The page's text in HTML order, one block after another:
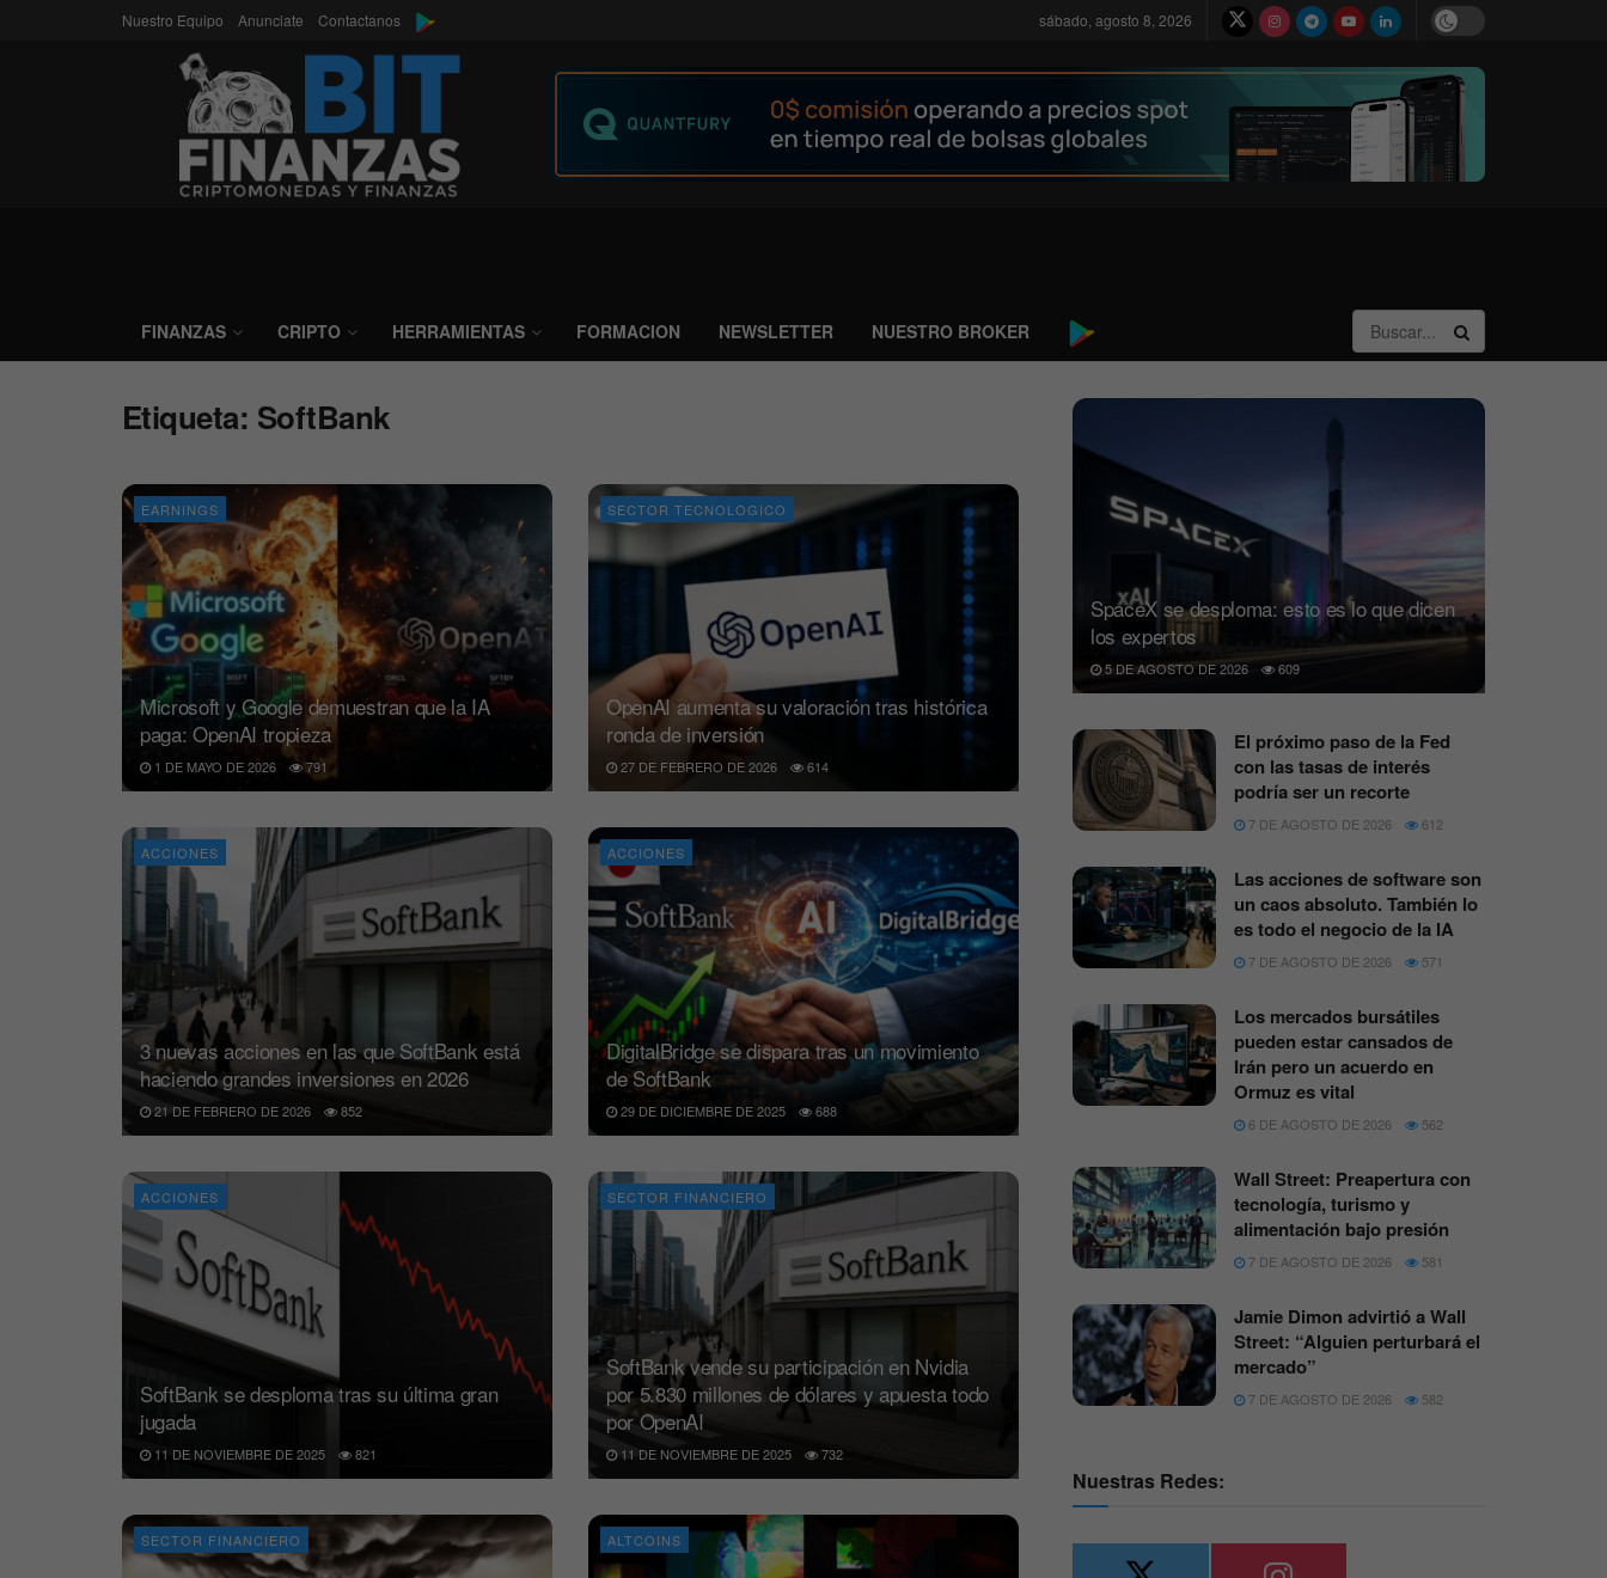
Nuestro Equipo Anunciate Contactanos sábado, agosto 8, 2026
FINANZAS CRIPTO HERRAMIENTAS FORMACION NEWSLETTER NUESTRO BROKER
Etiqueta: SoftBank
EARNINGS
Microsoft y Google demuestran que la IA
paga: OpenAI tropieza
1 DE MAYO DE 2026 791
SECTOR TECNOLOGICO
OpenAI aumenta su valoración tras histórica
ronda de inversión
27 DE FEBRERO DE 2026 614
ACCIONES
3 nuevas acciones en las que SoftBank está
haciendo grandes inversiones en 2026
21 DE FEBRERO DE 2026 852
ACCIONES
DigitalBridge se dispara tras un movimiento
de SoftBank
29 DE DICIEMBRE DE 2025 688
ACCIONES
SoftBank se desploma tras su última gran
jugada
11 DE NOVIEMBRE DE 2025 821
SECTOR FINANCIERO
SoftBank vende su participación en Nvidia
por 5.830 millones de dólares y apuesta todo
por OpenAI
11 DE NOVIEMBRE DE 2025 732
SECTOR FINANCIERO ALTCOINS
SpaceX se desploma: esto es lo que dicen
los expertos
5 DE AGOSTO DE 2026 609
El próximo paso de la Fed
con las tasas de interés
podría ser un recorte
7 DE AGOSTO DE 2026 612
Las acciones de software son
un caos absoluto. También lo
es todo el negocio de la IA
7 DE AGOSTO DE 2026 571
Los mercados bursátiles
pueden estar cansados de
Irán pero un acuerdo en
Ormuz es vital
6 DE AGOSTO DE 2026 562
Wall Street: Preapertura con
tecnología, turismo y
alimentación bajo presión
7 DE AGOSTO DE 2026 581
Jamie Dimon advirtió a Wall
Street: “Alguien perturbará el
mercado”
7 DE AGOSTO DE 2026 582
Nuestras Redes: